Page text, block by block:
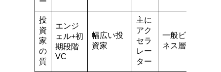
投
資
家
の
質
エンジ
ェル+初
期段階
VC
幅広い投
資家
主に
アク
セラ
レー
ター
一般ビジ
ネス層